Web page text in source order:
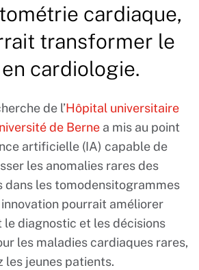
cardiaque,
transformer le
cardiologie.
de l’Hôpital universitaire
de Berne a mis au point
artificielle (IA) capable de
les anomalies rares des
dans les tomodensitogrammes
pourrait améliorer
diagnostic et les décisions
les maladies cardiaques rares,
les jeunes patients.